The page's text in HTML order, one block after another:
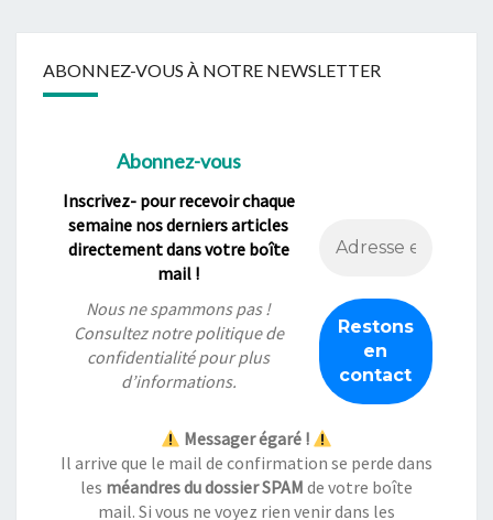
ABONNEZ-VOUS À NOTRE NEWSLETTER
Abonnez-vous
Inscrivez- pour recevoir chaque
semaine nos derniers articles
directement dans votre boîte
mail !
Nous ne spammons pas !
Consultez notrepolitique de
confidentialitépour plus
d’informations.
Messager égaré !
Il arrive que le mail de confirmation se perde dans
les méandres du dossier SPAM de votre boîte
mail. Si vous ne voyez rien venir dans les